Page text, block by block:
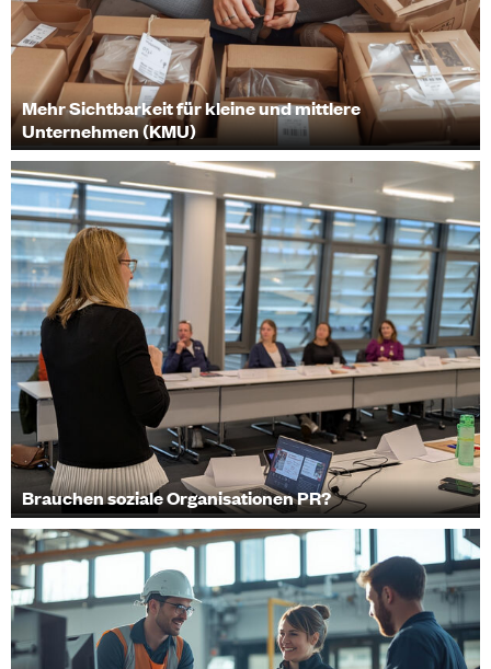
Mehr Sichtbarkeit für kleine und mittlere
Unternehmen (KMU)
Brauchen soziale Organisationen PR?